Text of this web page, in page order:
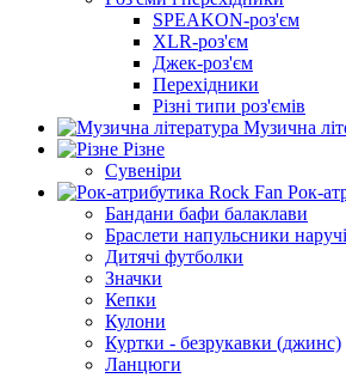
SPEAKON-роз'єм
XLR-роз'єм
Джек-роз'єм
Перехідники
Різні типи роз'ємів
Музична
Різне
Сувеніри
Рок-
Бандани бафи балаклави
Браслети напульсники наручі
Дитячі футболки
Значки
Кепки
Кулони
Куртки - безрукавки (джинс)
Ланцюги